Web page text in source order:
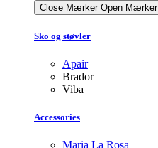
Close Mærker Open Mærker
Sko og støvler
Apair
Brador
Viba
Accessories
Maria La Rosa